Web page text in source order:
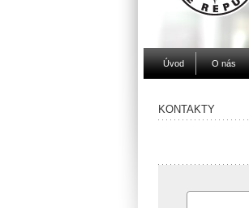
Úvod O nás
KONTAKTY